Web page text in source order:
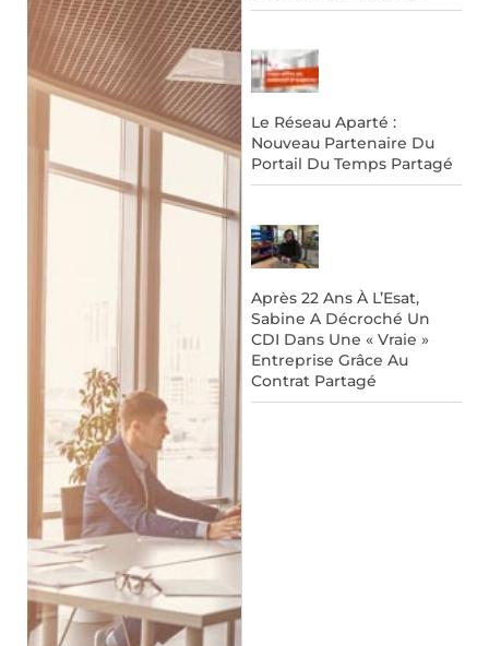
Le Réseau Aparté :
Nouveau Partenaire Du
Portail Du Temps Partagé
Après 22 Ans À L’Esat,
Sabine A Décroché Un
CDI Dans Une « Vraie »
Entreprise Grâce Au
Contrat Partagé